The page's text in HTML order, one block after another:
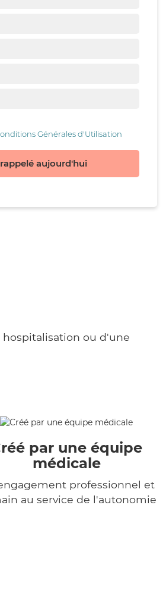
Générales d'Utilisation
aujourd'hui
ou d'une
par une équipe
médicale
professionnel et
au service de l'autonomie